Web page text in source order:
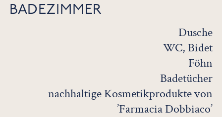
BADEZIMMER
Dusche
WC, Bidet
Föhn
Badetücher
nachhaltige Kosmetikprodukte von
’Farmacia Dobbiaco’